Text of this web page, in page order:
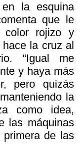
la esquina
que le
color rojizo y
la cruz al
“Igual me
y haya más
pero quizás
la
como idea,
las máquinas
de las